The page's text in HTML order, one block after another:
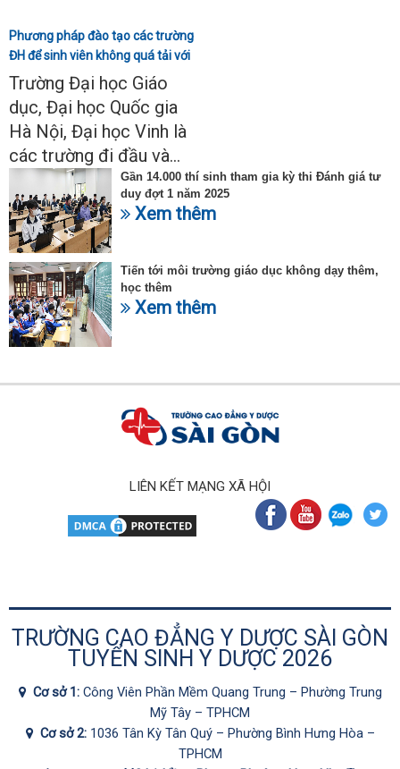
Phương pháp đào tạo các trường
ĐH để sinh viên không quá tải với
ngành Sư phạm Khoa học tự
nhiên
Trường Đại học Giáo
dục, Đại học Quốc gia
Hà Nội, Đại học Vinh là
các trường đi đầu và...
Gần 14.000 thí sinh tham gia kỳ thi Đánh giá tư
duy đợt 1 năm 2025
Xem thêm
Tiến tới môi trường giáo dục không dạy thêm,
học thêm
Xem thêm
LIÊN KẾT MẠNG XÃ HỘI
TRƯỜNG CAO ĐẲNG Y DƯỢC SÀI GÒN
TUYỂN SINH Y DƯỢC 2026
Cơ sở 1: Công Viên Phần Mềm Quang Trung – Phường Trung
Mỹ Tây – TPHCM
Cơ sở 2: 1036 Tân Kỳ Tân Quý – Phường Bình Hưng Hòa –
TPHCM